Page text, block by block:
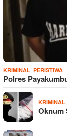
KRIMINAL, PERISTIWA
Polres
KRIMINAL
Oknum